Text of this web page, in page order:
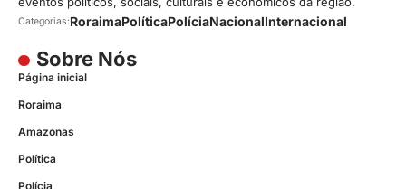
Categorias:RoraimaPolíticaPolíciaNacionalInternacional
Sobre Nós
Página inicial
Roraima
Amazonas
Política
Polícia